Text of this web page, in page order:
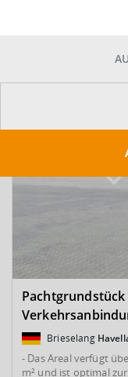
Brieselang
- Das Areal verfügt
m² und ist optimal